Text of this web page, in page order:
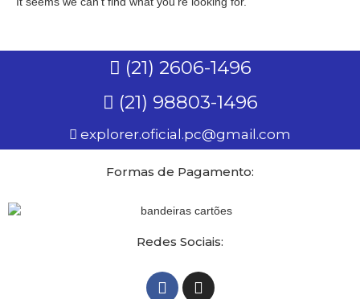
(21) 2606-1496
(21) 98803-1496
explorer.oficial.pc@gmail.com
Formas de Pagamento:
Redes Sociais: